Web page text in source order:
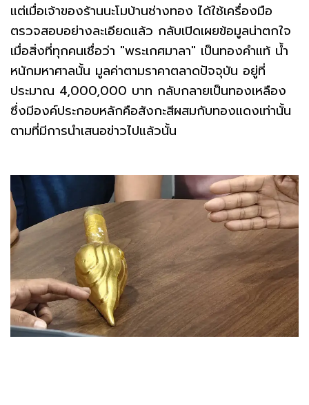
แต่เมื่อเจ้าของร้านนะโมบ้านช่างทอง ได้ใช้เครื่องมือ
ตรวจสอบอย่างละเอียดแล้ว กลับเปิดเผยข้อมูลน่าตกใจ
เมื่อสิ่งที่ทุกคนเชื่อว่า "พระเกศมาลา" เป็นทองคำแท้ น้ำ
หนักมหาศาลนั้น มูลค่าตามราคาตลาดปัจจุบัน อยู่ที่
ประมาณ 4,000,000 บาท กลับกลายเป็นทองเหลือง
ซึ่งมีองค์ประกอบหลักคือสังกะสีผสมกับทองแดงเท่านั้น
ตามที่มีการนำเสนอข่าวไปแล้วนั้น